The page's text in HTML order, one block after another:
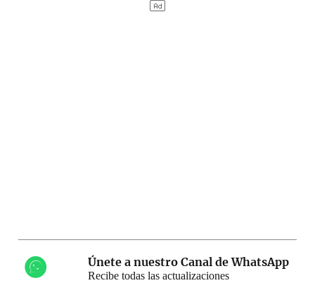
Únete a nuestro Canal de WhatsApp
Recibe todas las actualizaciones